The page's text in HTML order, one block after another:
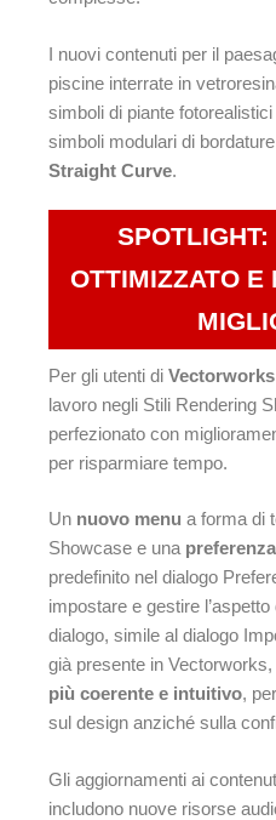
I nuovi contenuti per il
piscine interrate in
simboli di piante
simboli modulari di
Straight Curve.
OTTIMIZZATO E
Per gli utenti di
lavoro negli Stili Rendering
perfezionato con
per risparmiare tempo.
Un nuovo menu a forma di
Showcase e una preferenza
predefinito nel dialogo
impostare e gestire
dialogo, simile al dialogo
già presente in
più coerente e intuitivo,
sul design anziché sulla
Gli aggiornamenti ai
includono nuove risorse